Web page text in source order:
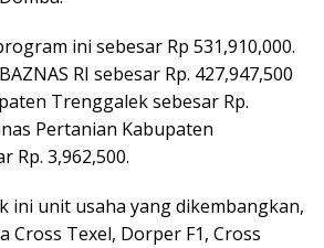
ini sebesar Rp 531,910,000.
RI sebesar Rp. 427,947,500
Trenggalek sebesar Rp.
Pertanian Kabupaten
Rp. 3,962,500.
ini unit usaha yang dikembangkan,
Cross Texel, Dorper F1, Cross